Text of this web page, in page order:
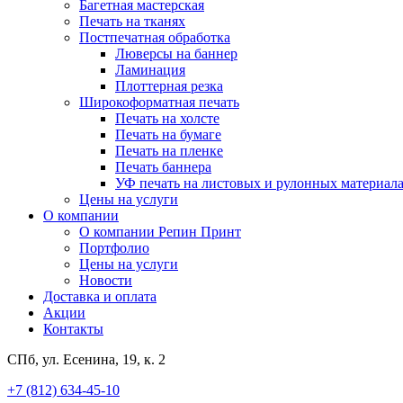
Багетная мастерская
Печать на тканях
Постпечатная обработка
Люверсы на баннер
Ламинация
Плоттерная резка
Широкоформатная печать
Печать на холсте
Печать на бумаге
Печать на пленке
Печать баннера
УФ печать на листовых и рулонных
Цены на услуги
О компании
О компании Репин Принт
Портфолио
Цены на услуги
Новости
Доставка и оплата
Акции
Контакты
СПб, ул. Есенина, 19, к. 2
+7 (812) 634-45-10